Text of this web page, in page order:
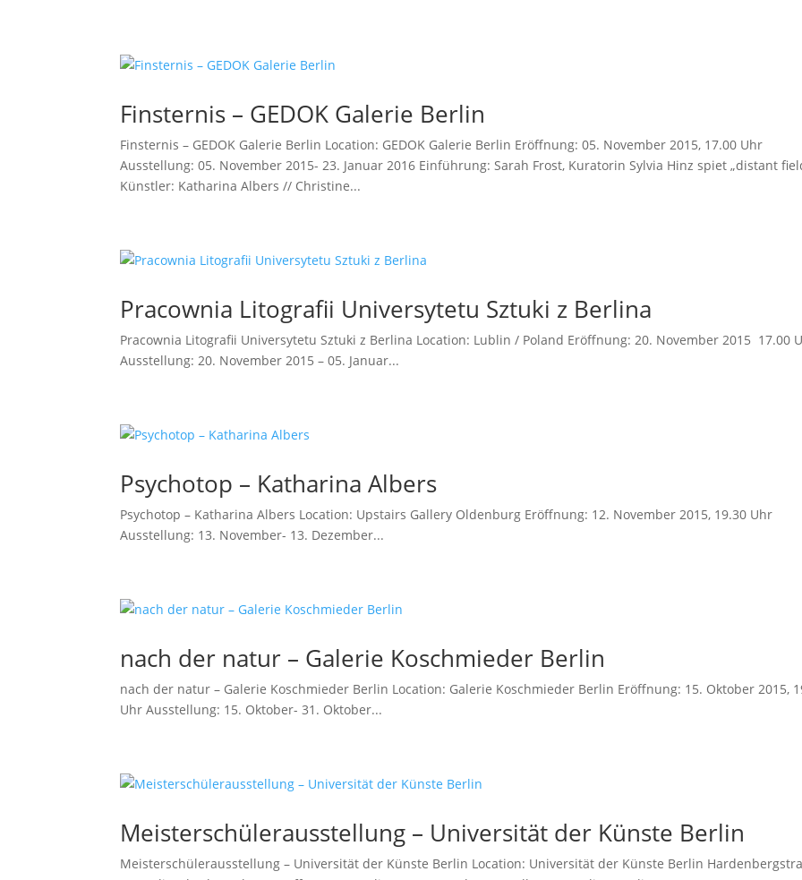
Finsternis – GEDOK Galerie Berlin
Finsternis – GEDOK Galerie Berlin Location: GEDOK Galerie Berlin Eröffnung: 05. November 2015, 17.00 Uhr
Ausstellung: 05. November 2015- 23. Januar 2016 Einführung: Sarah Frost, Kuratorin Sylvia Hinz spiet „distant
Künstler: Katharina Albers // Christine...
Pracownia Litografii Universytetu Sztuki z Berlina
Pracownia Litografii Universytetu Sztuki z Berlina Location: Lublin / Poland Eröffnung: 20. November 2015 17.00
Ausstellung: 20. November 2015 – 05. Januar...
Psychotop – Katharina Albers
Psychotop – Katharina Albers Location: Upstairs Gallery Oldenburg Eröffnung: 12. November 2015, 19.30 Uhr
Ausstellung: 13. November- 13. Dezember...
nach der natur – Galerie Koschmieder Berlin
nach der natur – Galerie Koschmieder Berlin Location: Galerie Koschmieder Berlin Eröffnung: 15. Oktober 2015,
Uhr Ausstellung: 15. Oktober- 31. Oktober...
Meisterschülerausstellung – Universität der Künste Berlin
Meisterschülerausstellung – Universität der Künste Berlin Location: Universität der Künste Berlin